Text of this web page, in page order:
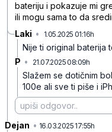
bateriju i pokazuje mi
ili mogu sama to da
Laki • 1.05.2025 01:16h
Nije ti original baterija
P • 21.07.2025 08:09h
Slažem se dotičnim
100e ali sve ti piše i
Dejan • 16.03.2025 17:55h